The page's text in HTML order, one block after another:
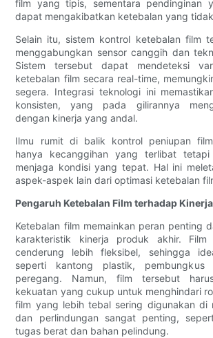
film yang tipis, sementara pendinginan
dapat mengakibatkan ketebalan yang
Selain itu, sistem kontrol ketebalan film
menggabungkan sensor canggih dan
Sistem tersebut dapat mendeteksi
ketebalan film secara real-time,
segera. Integrasi teknologi ini
konsisten, yang pada gilirannya
dengan kinerja yang andal.
Ilmu rumit di balik kontrol peniupan
hanya kecanggihan yang terlibat
menjaga kondisi yang tepat. Hal ini
aspek-aspek lain dari optimasi ketebalan
Pengaruh Ketebalan Film terhadap
Ketebalan film memainkan peran penting
karakteristik kinerja produk akhir.
cenderung lebih fleksibel, sehingga
seperti kantong plastik,
peregang. Namun, film tersebut
kekuatan yang cukup untuk menghindari
film yang lebih tebal sering digunakan di
dan perlindungan sangat penting,
tugas berat dan bahan pelindung.